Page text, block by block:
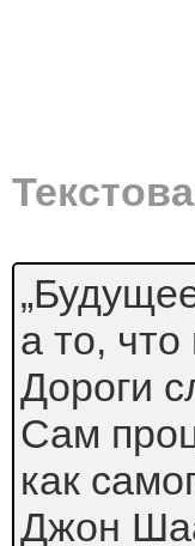
а то,
Дороги
Сам
как
Джон